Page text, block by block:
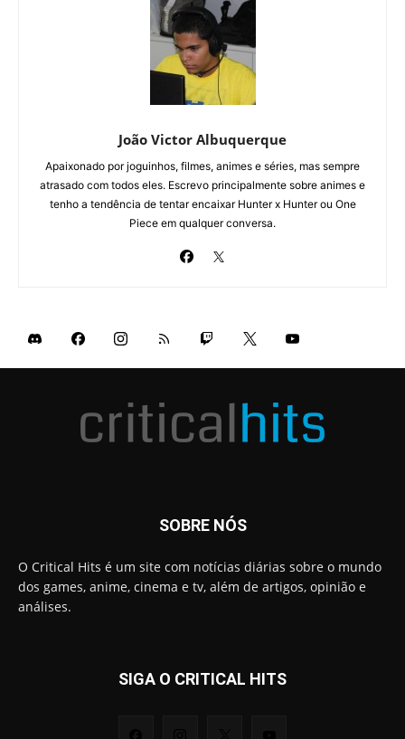
João Victor Albuquerque
Apaixonado por joguinhos, filmes, animes e séries, mas sempre
atrasado com todos eles. Escrevo principalmente sobre animes e
tenho a tendência de tentar encaixar Hunter x Hunter ou One
Piece em qualquer conversa.
SOBRE NÓS
O Critical Hits é um site com notícias diárias sobre o mundo
dos games, anime, cinema e tv, além de artigos, opinião e
análises.
SIGA O CRITICAL HITS